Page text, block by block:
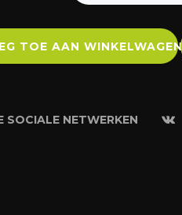
TOE AAN WINKELWAGEN
SOCIALE NETWERKEN